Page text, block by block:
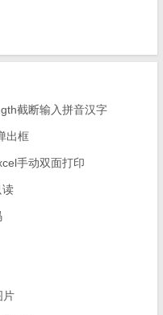
截断输入拼音汉字
出框
手动双面打印
读
片